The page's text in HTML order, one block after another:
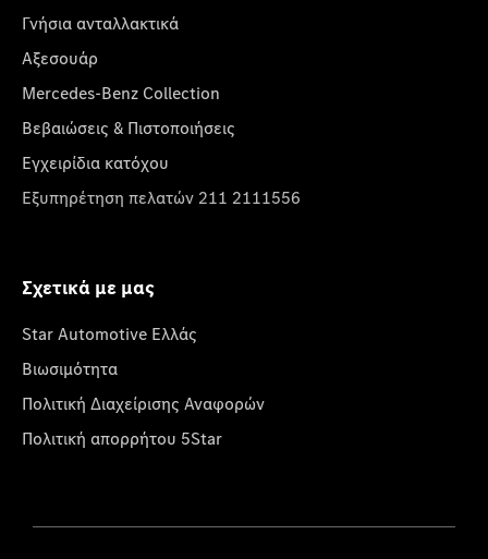
Γνήσια ανταλλακτικά
Αξεσουάρ
Mercedes-Benz Collection
Βεβαιώσεις & Πιστοποιήσεις
Εγχειρίδια κατόχου
Εξυπηρέτηση πελατών 211 2111556
Σχετικά με μας
Star Automotive Ελλάς
Βιωσιμότητα
Πολιτική Διαχείρισης Αναφορών
Πολιτική απορρήτου 5Star